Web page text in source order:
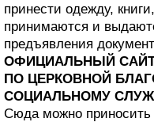
принести одежду,
принимаются и
предъявления
ОФИЦИАЛЬНЫЙ
ПО ЦЕРКОВНОЙ
СОЦИАЛЬНОМУ
Сюда можно приносить